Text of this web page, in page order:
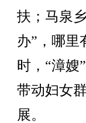
扶；马泉
办”，哪里
时，“漳嫂
带动妇女
展。